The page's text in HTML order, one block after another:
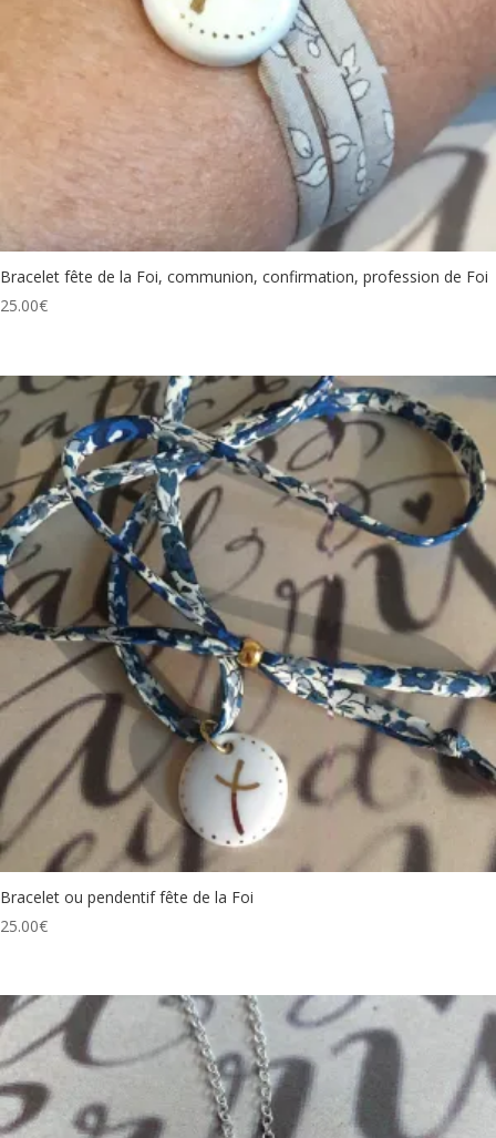
Bracelet fête de la Foi, communion, confirmation, profession de Foi
25.00€
Bracelet ou pendentif fête de la Foi
25.00€